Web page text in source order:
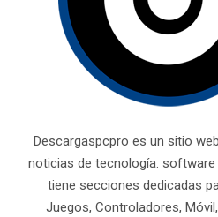
Descargaspcpro es un sitio
noticias de tecnología. software
tiene secciones dedicadas
Juegos, Controladores,